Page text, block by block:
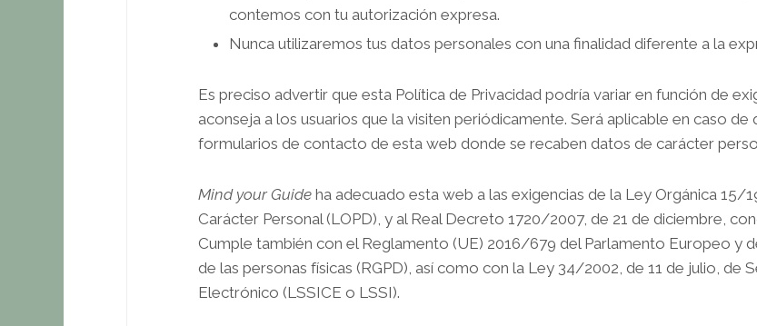
contemos con tu autorización expresa.
Nunca utilizaremos tus datos personales con una finalidad diferente a la
Es preciso advertir que esta Política de Privacidad podría variar en función de
aconseja a los usuarios que la visiten periódicamente. Será aplicable en caso
formularios de contacto de esta web donde se recaben datos de carácter
Mind your Guide ha adecuado esta web a las exigencias de la Ley Orgánica
Carácter Personal (LOPD), y al Real Decreto 1720/2007, de 21 de diciembre,
Cumple también con el Reglamento (UE) 2016/679 del Parlamento Europeo y
de las personas físicas (RGPD), así como con la Ley 34/2002, de 11 de julio,
Electrónico (LSSICE o LSSI).